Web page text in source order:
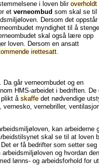
i loven blir overholdt
et verneombud som skal se til
Dersom det oppstår
myndighet til å stenge
skal også lære opp
loven. Dersom en ansatt
irettesatt
. Da går verneombudet og en
HMS-arbeidet i bedriften.
å skaffe det nødvendige
vernebriller,
kan arbeiderne
skal se til at loven
er få bedrifter som setter
og hvordan
lønns- og arbeidsforhold for